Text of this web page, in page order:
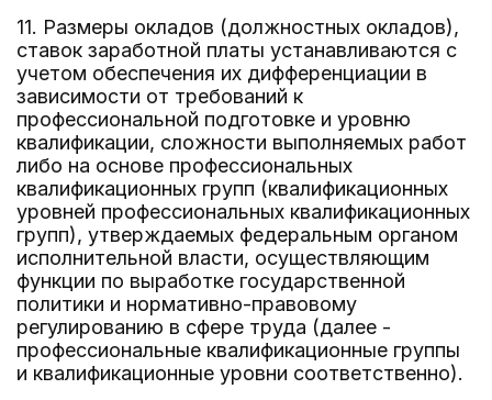
11. Размеры окладов (должностных окладов),
ставок заработной платы устанавливаются с
учетом обеспечения их дифференциации в
зависимости от требований к
профессиональной подготовке и уровню
квалификации, сложности выполняемых работ
либо на основе профессиональных
квалификационных групп (квалификационных
уровней профессиональных квалификационных
групп), утверждаемых федеральным органом
исполнительной власти, осуществляющим
функции по выработке государственной
политики и нормативно-правовому
регулированию в сфере труда (далее -
профессиональные квалификационные группы
и квалификационные уровни соответственно).